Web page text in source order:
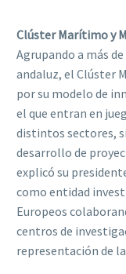
Clúster Marítimo y
Agrupando a más
andaluz, el Clúster
por su modelo de
el que entran en
distintos sectores,
desarrollo de
explicó su
como entidad
Europeos
centros de
representación de